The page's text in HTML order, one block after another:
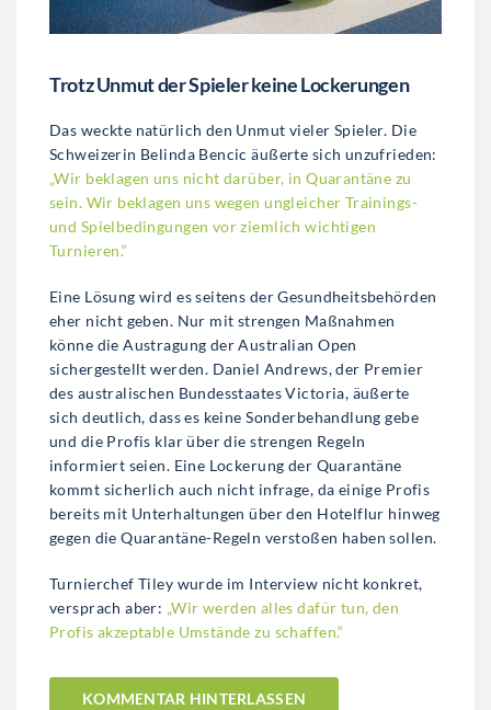
Trotz Unmut der Spieler keine Lockerungen
Das weckte natürlich den Unmut vieler Spieler. Die
Schweizerin Belinda Bencic äußerte sich unzufrieden:
„Wir beklagen uns nicht darüber, in Quarantäne zu
sein. Wir beklagen uns wegen ungleicher Trainings-
und Spielbedingungen vor ziemlich wichtigen
Turnieren.“
Eine Lösung wird es seitens der Gesundheitsbehörden
eher nicht geben. Nur mit strengen Maßnahmen
könne die Austragung der Australian Open
sichergestellt werden. Daniel Andrews, der Premier
des australischen Bundesstaates Victoria, äußerte
sich deutlich, dass es keine Sonderbehandlung gebe
und die Profis klar über die strengen Regeln
informiert seien. Eine Lockerung der Quarantäne
kommt sicherlich auch nicht infrage, da einige Profis
bereits mit Unterhaltungen über den Hotelflur hinweg
gegen die Quarantäne-Regeln verstoßen haben sollen.
Turnierchef Tiley wurde im Interview nicht konkret,
versprach aber: „Wir werden alles dafür tun, den
Profis akzeptable Umstände zu schaffen.“
KOMMENTAR HINTERLASSEN